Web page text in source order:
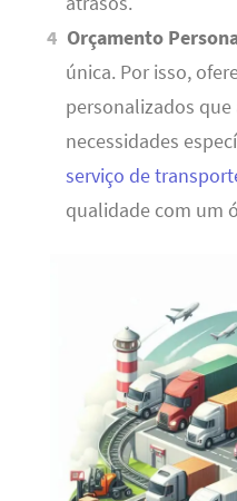
Orçamento
única. Por isso,
personalizados que
necessidades
serviço de
qualidade com um